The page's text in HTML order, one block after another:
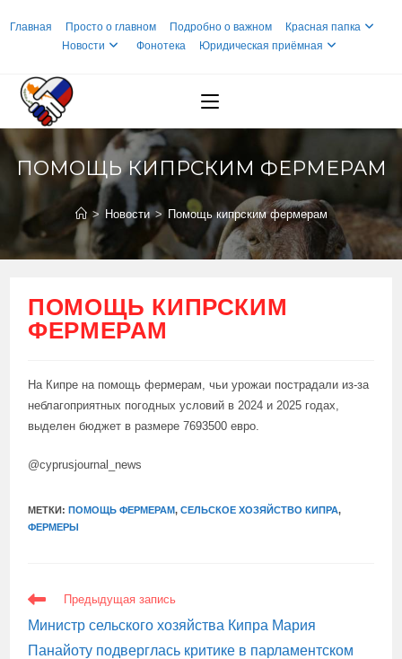
Главная Просто о главном Подробно о важном
Красная папка
Новости
Фонотека Юридическая приёмная
ПОМОЩЬ КИПРСКИМ ФЕРМЕРАМ
> Новости > Помощь кипрским фермерам
ПОМОЩЬ КИПРСКИМ
ФЕРМЕРАМ
На Кипре на помощь фермерам, чьи урожаи пострадали из-за
неблагоприятных погодных условий в 2024 и 2025 годах,
выделен бюджет в размере 7693500 евро.
@cyprusjournal_news
МЕТКИ:ПОМОЩЬ ФЕРМЕРАМ, СЕЛЬСКОЕ ХОЗЯЙСТВО КИПРА,
ФЕРМЕРЫ
ЕЩЕ
СТАТЬИ
Предыдущая запись
Министр сельского хозяйства Кипра Мария
Панайоту подверглась критике в парламентском